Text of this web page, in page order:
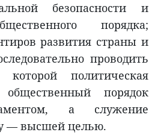
безопасности и
порядка;
развития страны и
проводить
которой политическая
порядок
а служение
— высшей целью.